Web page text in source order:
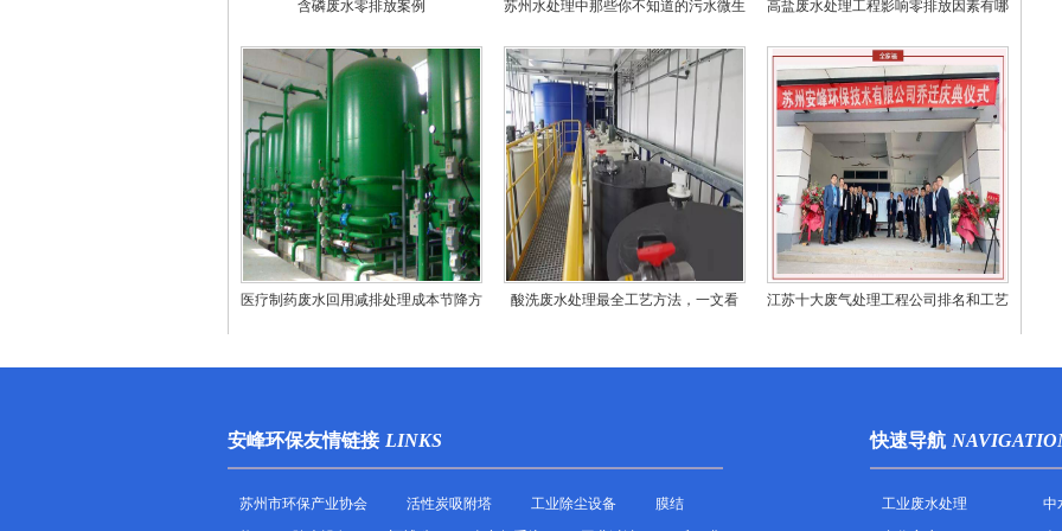
含磷废水零排放案例
苏州水处理中那些你不知道的污水微生
高盐废水处理工程影响零排放因素有哪
医疗制药废水回用减排处理成本节降方
酸洗废水处理最全工艺方法，一文看
江苏十大废气处理工程公司排名和工艺
安峰环保友情链接 LINKS
苏州市环保产业协会 活性炭吸附塔 工业除尘设备
膜结
快速导航
工业废水处理 中